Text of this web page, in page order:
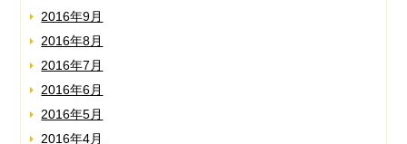
2016年9月
2016年8月
2016年7月
2016年6月
2016年5月
2016年4月